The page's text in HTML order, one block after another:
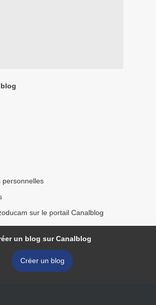
personnelles
sur le portail Canalblog
un blog sur Canalblog
Créer un blog